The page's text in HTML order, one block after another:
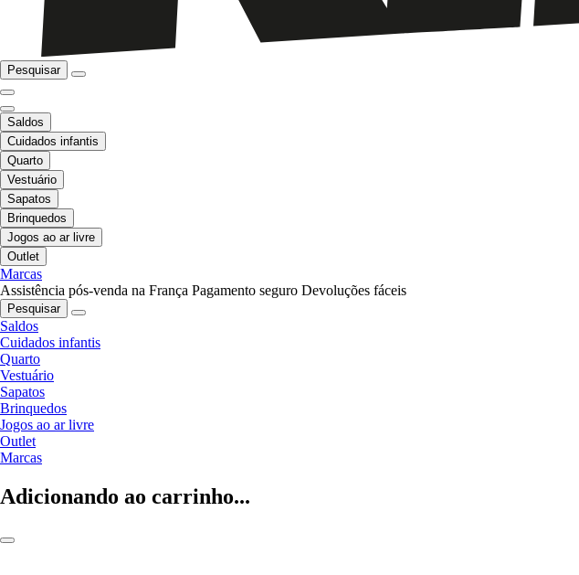
Pesquisar
Saldos
Cuidados infantis
Quarto
Vestuário
Sapatos
Brinquedos
Jogos ao ar livre
Outlet
Marcas
Assistência pós-venda na França Pagamento seguro Devoluções fáceis
Pesquisar
Saldos
Cuidados infantis
Quarto
Vestuário
Sapatos
Brinquedos
Jogos ao ar livre
Outlet
Marcas
Adicionando ao carrinho...